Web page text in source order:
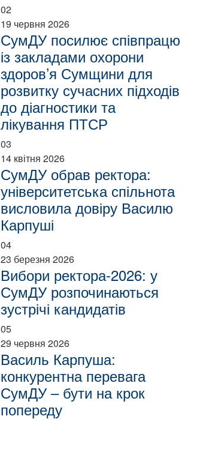
02
19 червня 2026
СумДУ посилює співпрацю
із закладами охорони
здоров’я Сумщини для
розвитку сучасних підходів
до діагностики та
лікування ПТСР
03
14 квітня 2026
СумДУ обрав ректора:
університетська спільнота
висловила довіру Василю
Карпуші
04
23 березня 2026
Вибори ректора-2026: у
СумДУ розпочинаються
зустрічі кандидатів
05
29 червня 2026
Василь Карпуша:
конкурентна перевага
СумДУ – бути на крок
попереду